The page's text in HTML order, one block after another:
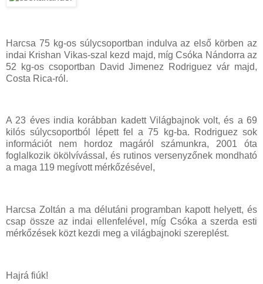
Harcsa 75 kg-os súlycsoportban indulva az első körben az
indai Krishan Vikas-szal kezd majd, míg Csóka Nándorra az
52 kg-os csoportban David Jimenez Rodriguez vár majd,
Costa Rica-ról.
A 23 éves india korábban kadett Világbajnok volt, és a 69
kilós súlycsoportból lépett fel a 75 kg-ba. Rodriguez sok
információt nem hordoz magáról számunkra, 2001 óta
foglalkozik ökölvívással, és rutinos versenyzőnek mondható
a maga 119 megívott mérkőzésével,
Harcsa Zoltán a ma délutáni programban kapott helyett, és
csap össze az indai ellenfelével, míg Csóka a szerda esti
mérkőzések közt kezdi meg a világbajnoki szereplést.
Hajrá fiúk!